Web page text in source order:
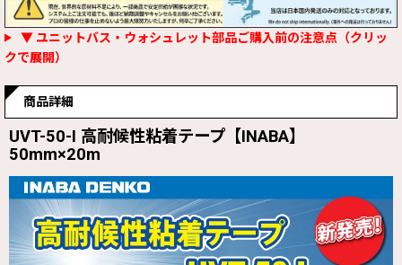
▼ ユニットバス・ウォシュレット部品ご購入前の注意点（クリッ
クで展開）
商品詳細
UVT-50-I 高耐候性粘着テープ【INABA】
50mm×20m